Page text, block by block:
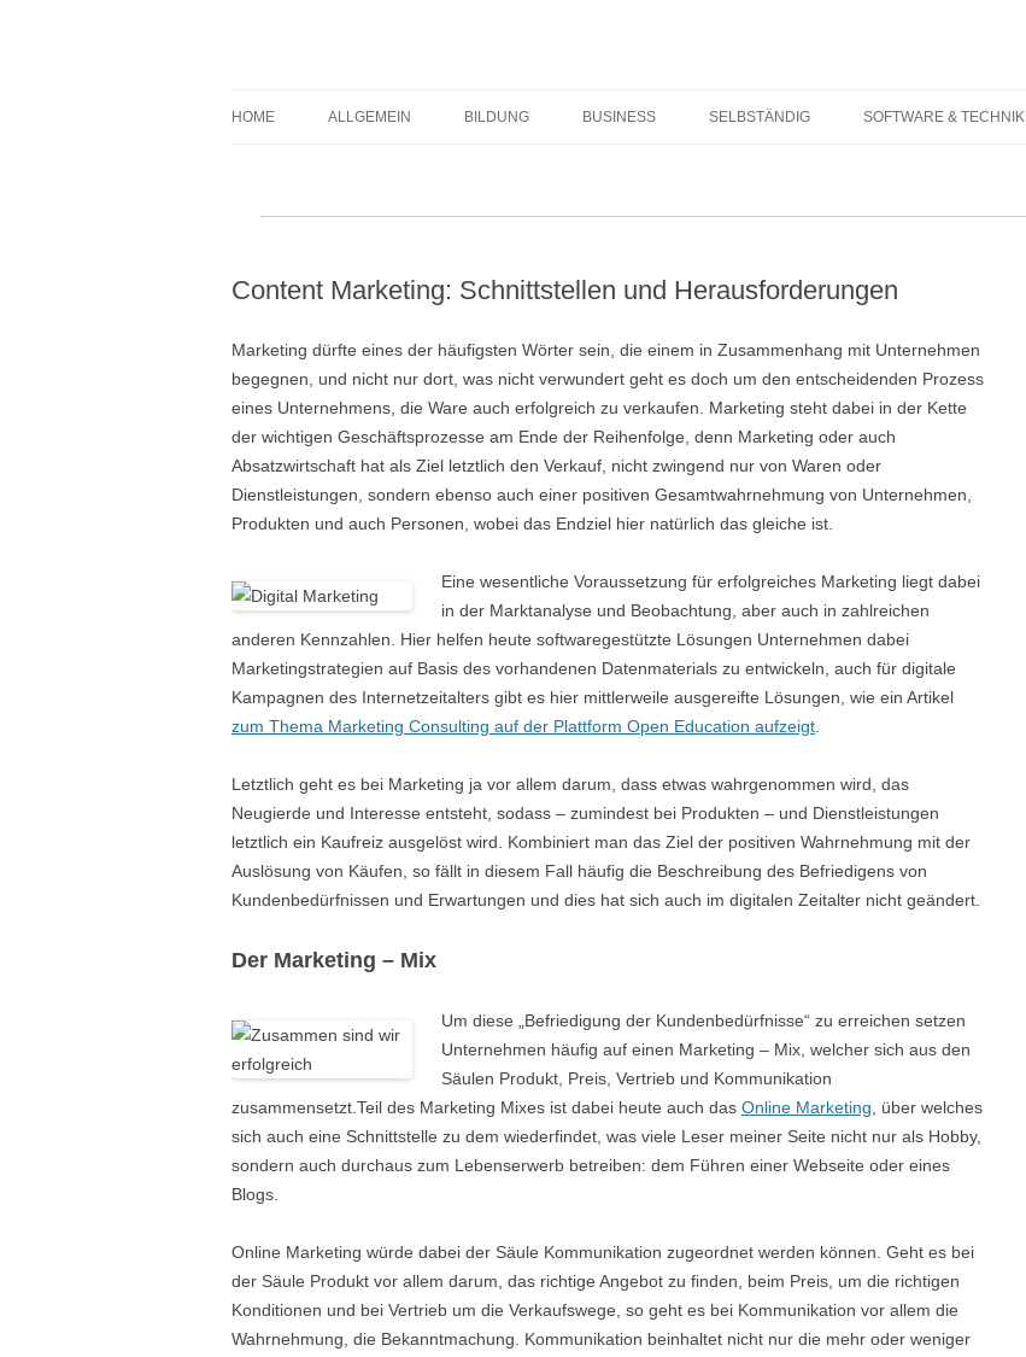
HOME ALLGEMEIN BILDUNG BUSINESS SELBSTÄNDIG SOFTWARE & TECHNIK
Content Marketing: Schnittstellen und Herausforderungen
Marketing dürfte eines der häufigsten Wörter sein, die einem in Zusammenhang mit Unternehmen
begegnen, und nicht nur dort, was nicht verwundert geht es doch um den entscheidenden Prozess
eines Unternehmens, die Ware auch erfolgreich zu verkaufen. Marketing steht dabei in der Kette
der wichtigen Geschäftsprozesse am Ende der Reihenfolge, denn Marketing oder auch
Absatzwirtschaft hat als Ziel letztlich den Verkauf, nicht zwingend nur von Waren oder
Dienstleistungen, sondern ebenso auch einer positiven Gesamtwahrnehmung von Unternehmen,
Produkten und auch Personen, wobei das Endziel hier natürlich das gleiche ist.
Eine wesentliche Voraussetzung für erfolgreiches Marketing liegt dabei
in der Marktanalyse und Beobachtung, aber auch in zahlreichen
anderen Kennzahlen. Hier helfen heute softwaregestützte Lösungen Unternehmen dabei
Marketingstrategien auf Basis des vorhandenen Datenmaterials zu entwickeln, auch für digitale
Kampagnen des Internetzeitalters gibt es hier mittlerweile ausgereifte Lösungen, wie ein Artikel
zum Thema Marketing Consulting auf der Plattform Open Education aufzeigt
Letztlich geht es bei Marketing ja vor allem darum, dass etwas wahrgenommen wird, das
Neugierde und Interesse entsteht, sodass – zumindest bei Produkten – und Dienstleistungen
letztlich ein Kaufreiz ausgelöst wird. Kombiniert man das Ziel der positiven Wahrnehmung mit der
Auslösung von Käufen, so fällt in diesem Fall häufig die Beschreibung des Befriedigens von
Kundenbedürfnissen und Erwartungen und dies hat sich auch im digitalen Zeitalter nicht geändert.
Der Marketing – Mix
Um diese „Befriedigung der Kundenbedürfnisse“ zu erreichen setzen
Unternehmen häufig auf einen Marketing – Mix, welcher sich aus den
Säulen Produkt, Preis, Vertrieb und Kommunikation
zusammensetzt. Teil des Marketing Mixes ist dabei heute auch das Online Marketing , über welches
sich auch eine Schnittstelle zu dem wiederfindet, was viele Leser meiner Seite nicht nur als Hobby,
sondern auch durchaus zum Lebenserwerb betreiben: dem Führen einer Webseite oder eines
Blogs.
Online Marketing würde dabei der Säule Kommunikation zugeordnet werden können. Geht es bei
der Säule Produkt vor allem darum, das richtige Angebot zu finden, beim Preis, um die richtigen
Konditionen und bei Vertrieb um die Verkaufswege, so geht es bei Kommunikation vor allem die
Wahrnehmung, die Bekanntmachung. Kommunikation beinhaltet nicht nur die mehr oder weniger